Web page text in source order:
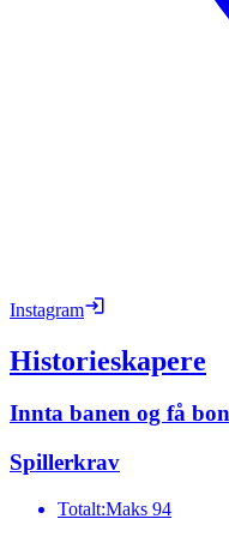
Instagram
Historieskapere
Innta banen og få
Spillerkrav
Totalt:Maks 94